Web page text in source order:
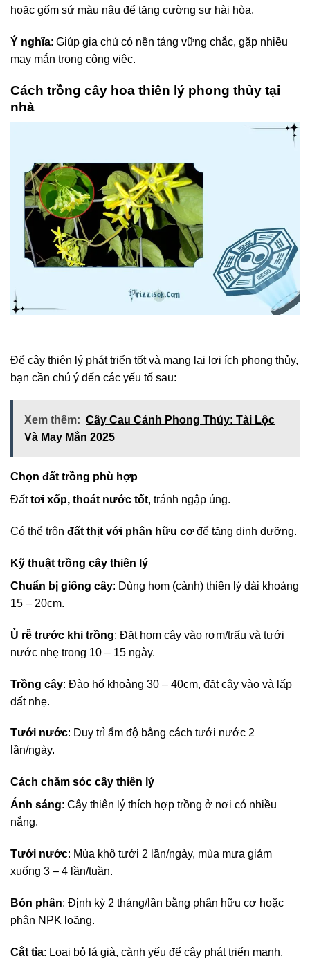
hoặc gốm sứ màu nâu để tăng cường sự hài hòa.
Ý nghĩa: Giúp gia chủ có nền tảng vững chắc, gặp nhiều
may mắn trong công việc.
Cách trồng cây hoa thiên lý phong thủy tại
nhà
Để cây thiên lý phát triển tốt và mang lại lợi ích phong thủy,
bạn cần chú ý đến các yếu tố sau:
Xem thêm: Cây Cau Cảnh Phong Thủy: Tài Lộc
Và May Mắn 2025
Chọn đất trồng phù hợp
Đấttơi xốp, thoát nước tốt, tránh ngập úng.
Có thể trộn đất thịt với phân hữu cơđể tăng dinh dưỡng.
Kỹ thuật trồng cây thiên lý
Chuẩn bị giống cây: Dùng hom (cành) thiên lý dài khoảng
15 – 20cm.
Ủ rễ trước khi trồng: Đặt hom cây vào rơm/trấu và tưới
nước nhẹ trong 10 – 15 ngày.
Trồng cây: Đào hố khoảng 30 – 40cm, đặt cây vào và lấp
đất nhẹ.
Tưới nước: Duy trì ẩm độ bằng cách tưới nước 2
lần/ngày.
Cách chăm sóc cây thiên lý
Ánh sáng: Cây thiên lý thích hợp trồng ở nơi có nhiều
nắng.
Tưới nước: Mùa khô tưới 2 lần/ngày, mùa mưa giảm
xuống 3 – 4 lần/tuần.
Bón phân: Định kỳ 2 tháng/lần bằng phân hữu cơ hoặc
phân NPK loãng.
Cắt tỉa: Loại bỏ lá già, cành yếu để cây phát triển mạnh.